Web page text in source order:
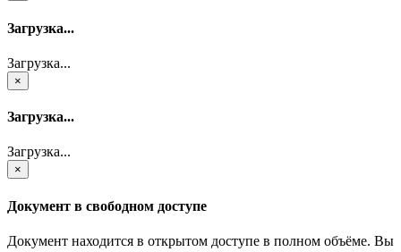
Загрузка...
Загрузка...
×
Загрузка...
Загрузка...
×
Документ в свободном доступе
Документ находится в открытом доступе в полном объёме. Вы